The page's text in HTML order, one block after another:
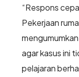
“Respons
Pekerjaan
agar kasus ini
pelajaran